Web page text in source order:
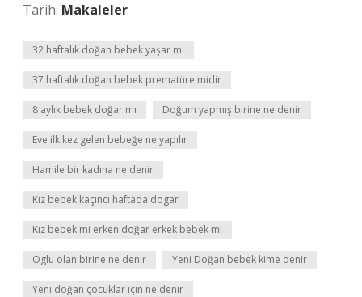
Tarih: Makaleler
32 haftalık doğan bebek yaşar mı
37 haftalık doğan bebek prematüre midir
8 aylık bebek doğar mı Doğum yapmış birine ne denir
Eve ilk kez gelen bebeğe ne yapılır
Hamile bir kadına ne denir
Kız bebek kaçıncı haftada dogar
Kız bebek mi erken doğar erkek bebek mi
Oglu olan birine ne denir Yeni Doğan bebek kime denir
Yeni doğan çocuklar için ne denir